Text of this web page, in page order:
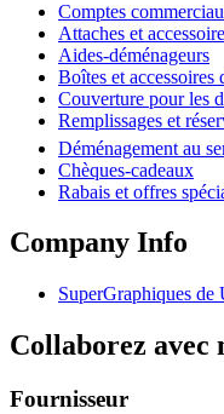
Comptes
Attaches et
Aides-déménageurs
Boîtes et accessoires
Couverture pour les
Remplissages et
Déménagement au
Chèques-cadeaux
Rabais et offres
Company Info
SuperGraphiques de
Collaborez avec
Fournisseur